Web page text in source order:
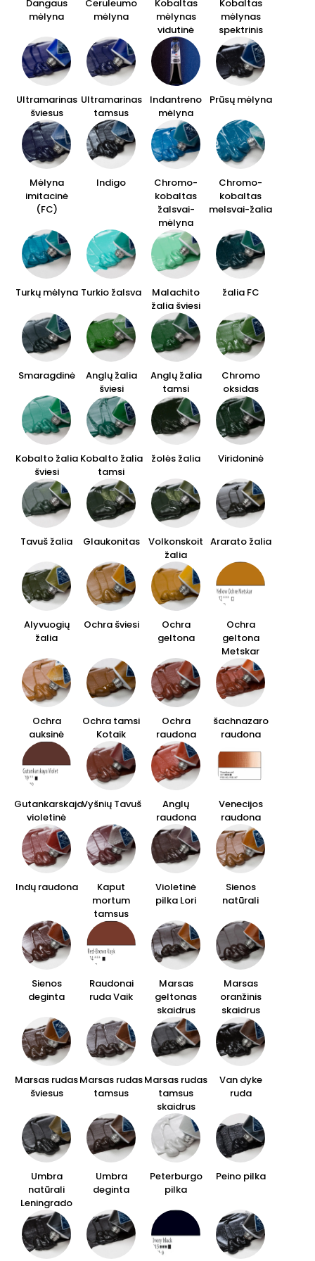
Dangaus
mėlyna
Ceruleumo
mėlyna
Kobaltas
mėlynas
vidutinė
Kobaltas
mėlynas
spektrinis
Ultramarinas
šviesus
Ultramarinas
tamsus
Indantreno
mėlyna
Prūsų mėlyna
Mėlyna
imitacinė
(FC)
Indigo
Chromo-
kobaltas
žalsvai-
mėlyna
Chromo-
kobaltas
melsvai-žalia
Turkų mėlyna Turkio žalsva
Malachito
žalia šviesi
žalia FC
Smaragdinė
Anglų žalia
šviesi
Anglų žalia
tamsi
Chromo
oksidas
Kobalto žalia
šviesi
Kobalto žalia
tamsi
žolės žalia Viridoninė
Tavuš žalia Glaukonitas
Volkonskoit
žalia
Ararato žalia
Alyvuogių
žalia
Ochra šviesi
Ochra
geltona
Ochra
geltona
Metskar
Ochra
auksinė
Ochra tamsi
Kotaik
Ochra
raudona
šachnazaro
raudona
Gutankarskaja
violetinė
Vyšnių Tavuš
Anglų
raudona
Venecijos
raudona
Indų raudona
Kaput
mortum
tamsus
Violetinė
pilka Lori
Sienos
natūrali
Sienos
deginta
Raudonai
ruda Vaik
Marsas
geltonas
skaidrus
Marsas
oranžinis
skaidrus
Marsas rudas
šviesus
Marsas rudas
tamsus
Marsas rudas
tamsus
skaidrus
Van dyke
ruda
Umbra
natūrali
Leningrado
Umbra
deginta
Peterburgo
pilka
Peino pilka